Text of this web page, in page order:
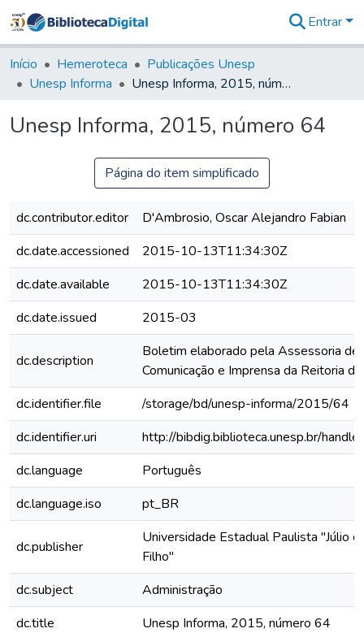
&
Coleções
Tudo na
Digital
Entrar
Início Hemeroteca
Publicações Unesp
Unesp Informa
Unesp Informa, 2015, número 64
Unesp Informa, 2015, número 64
Página do item simplificado
dc.contributor.editor
D'Ambrosio, Oscar Alejandro Fabian
dc.date.accessioned
2015-10-13T11:34:30Z
dc.date.available
2015-10-13T11:34:30Z
dc.date.issued
2015-03
dc.description
Boletim elaborado pela Assessoria de
Comunicação e Imprensa da Reitoria
dc.identifier.file
/storage/bd/unesp-informa/2015/64
dc.identifier.uri
http://bibdig.biblioteca.unesp.br/
dc.language
Português
dc.language.iso
pt_BR
dc.publisher
Universidade Estadual Paulista "Júlio
Filho"
dc.subject
Administração
dc.title
Unesp Informa, 2015, número 64